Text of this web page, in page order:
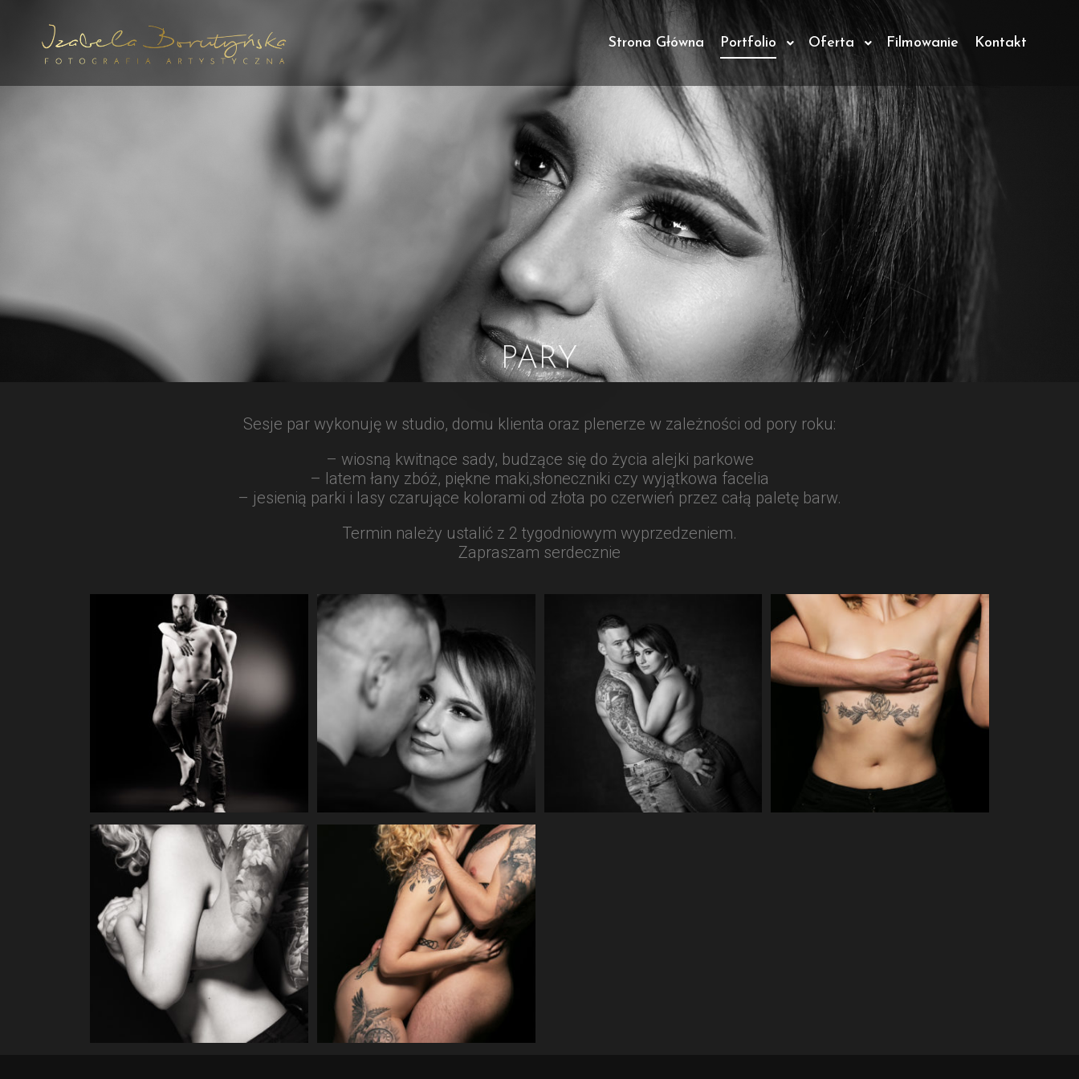
Strona Główna Portfolio Oferta Filmowanie Kontakt
PARY
Sesje par wykonuję w studio, domu klienta oraz plenerze w zależności od pory roku:
– wiosną kwitnące sady, budzące się do życia alejki parkowe
– latem łany zbóż, piękne maki,słoneczniki czy wyjątkowa facelia
– jesienią parki i lasy czarujące kolorami od złota po czerwień przez całą paletę barw.
Termin należy ustalić z 2 tygodniowym wyprzedzeniem.
Zapraszam serdecznie